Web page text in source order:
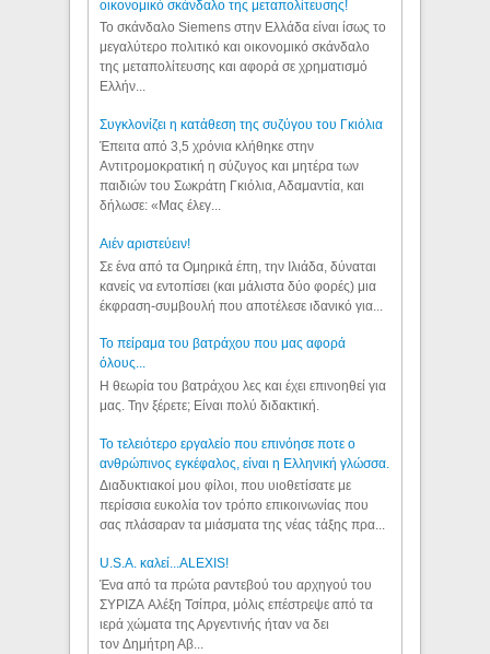
οικονομικό σκάνδαλο της μεταπολίτευσης!
Το σκάνδαλο Siemens στην Ελλάδα είναι ίσως το
μεγαλύτερο πολιτικό και οικονομικό σκάνδαλο
της μεταπολίτευσης και αφορά σε χρηματισμό
Ελλήν...
Συγκλονίζει η κατάθεση της συζύγου του Γκιόλια
Έπειτα από 3,5 χρόνια κλήθηκε στην
Αντιτρομοκρατική η σύζυγος και μητέρα των
παιδιών του Σωκράτη Γκιόλια, Αδαμαντία, και
δήλωσε: «Μας έλεγ...
Aιέν αριστεύειν!
Σε ένα από τα Ομηρικά έπη, την Ιλιάδα, δύναται
κανείς να εντοπίσει (και μάλιστα δύο φορές) μια
έκφραση-συμβουλή που αποτέλεσε ιδανικό για...
Το πείραμα του βατράχου που μας αφορά
όλους...
Η θεωρία του βατράχου λες και έχει επινοηθεί για
μας. Την ξέρετε; Είναι πολύ διδακτική.
Το τελειότερο εργαλείο που επινόησε ποτε ο
ανθρώπινος εγκέφαλος, είναι η Ελληνική γλώσσα.
Διαδυκτιακοί μου φίλοι, που υιοθετίσατε με
περίσσια ευκολία τον τρόπο επικοινωνίας που
σας πλάσαραν τα μιάσματα της νέας τάξης πρα...
U.S.A. καλεί...ALEXIS!
Ένα από τα πρώτα ραντεβού του αρχηγού του
ΣΥΡΙΖΑ Αλέξη Τσίπρα, μόλις επέστρεψε από τα
ιερά χώματα της Αργεντινής ήταν να δει
τον Δημήτρη Αβ...